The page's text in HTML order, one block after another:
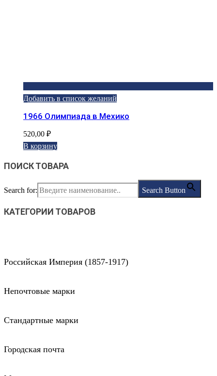
Добавить в список желаний
1966 Олимпиада в Мехико
520,00 ₽
В корзину
ПОИСК ТОВАРА
Search for: Search Button
КАТЕГОРИИ ТОВАРОВ
Российская Империя (1857-1917)
Непочтовые марки
Стандартные марки
Городская почта